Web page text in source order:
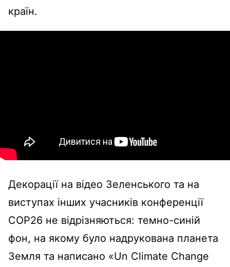
країн.
Декорації на відео Зеленського та на
виступах інших учасників конференції
COP26 не відрізняються: темно-синій
фон, на якому було надрукована планета
Земля та написано «Un Climate Change